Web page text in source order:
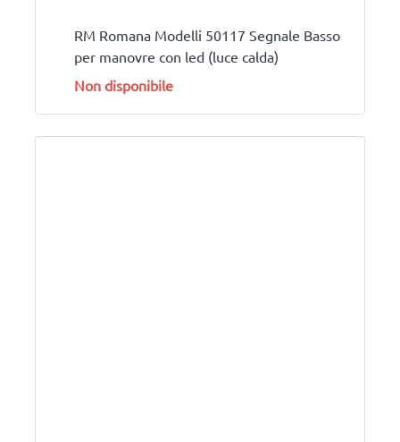
RM Romana Modelli 50117 Segnale Basso
per manovre con led (luce calda)
Non disponibile